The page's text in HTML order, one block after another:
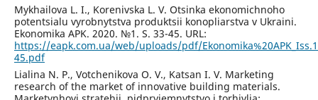
Mykhailova L. I., Korenivska L. V. Otsinka ekonomichnoho
potentsialu vyrobnytstva produktsii konopliarstva v Ukraini.
Ekonomika APK. 2020. №1. S. 33-45. URL:
https://eapk.com.ua/web/uploads/pdf/
45.pdf
Lialina N. P., Votchenikova O. V., Katsan I. V. Marketing
research of the market of innovative building materials.